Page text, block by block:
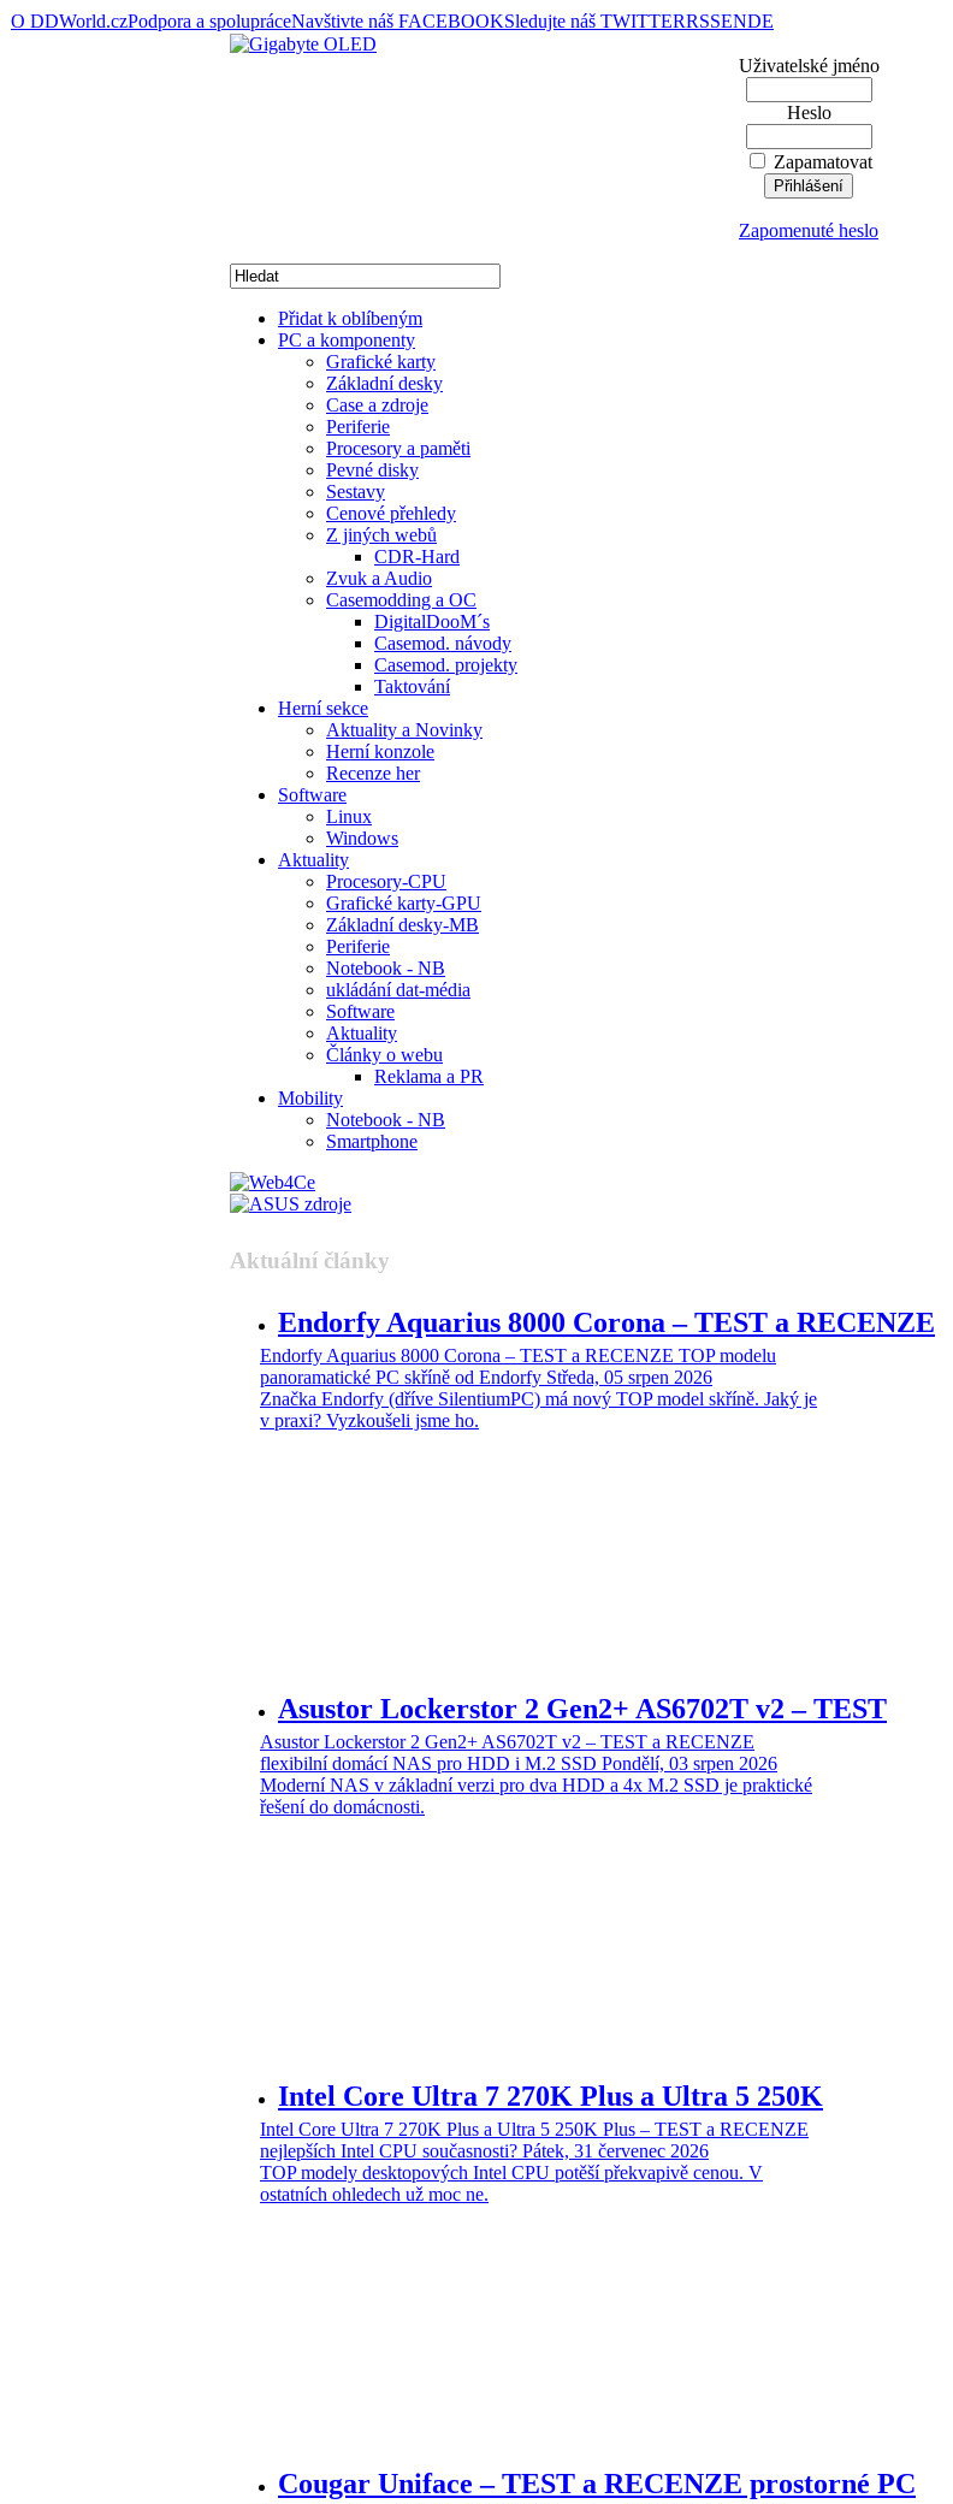
O DDWorld.czPodpora a spolupráceNavštivte náš FACEBOOKSledujte náš TWITTERRSSENDE
Uživatelské jméno
Heslo
Zapamatovat
Zapomenuté heslo
Přidat k oblíbeným
PC a komponenty
Grafické karty
Základní desky
Case a zdroje
Periferie
Procesory a paměti
Pevné disky
Sestavy
Cenové přehledy
Z jiných webů
CDR-Hard
Zvuk a Audio
Casemodding a OC
DigitalDooM´s
Casemod. návody
Casemod. projekty
Taktování
Herní sekce
Aktuality a Novinky
Herní konzole
Recenze her
Software
Linux
Windows
Aktuality
Procesory-CPU
Grafické karty-GPU
Základní desky-MB
Periferie
Notebook - NB
ukládání dat-média
Software
Aktuality
Články o webu
Reklama a PR
Mobility
Notebook - NB
Smartphone
Aktuální články
Endorfy Aquarius 8000 Corona – TEST a RECENZE
Endorfy Aquarius 8000 Corona – TEST a RECENZE TOP modelu
panoramatické PC skříně od Endorfy Středa, 05 srpen 2026
Značka Endorfy (dříve SilentiumPC) má nový TOP model skříně. Jaký je
v praxi? Vyzkoušeli jsme ho.
Asustor Lockerstor 2 Gen2+ AS6702T v2 – TEST
Asustor Lockerstor 2 Gen2+ AS6702T v2 – TEST a RECENZE
flexibilní domácí NAS pro HDD i M.2 SSD Pondělí, 03 srpen 2026
Moderní NAS v základní verzi pro dva HDD a 4x M.2 SSD je praktické
řešení do domácnosti.
Intel Core Ultra 7 270K Plus a Ultra 5 250K
Intel Core Ultra 7 270K Plus a Ultra 5 250K Plus – TEST a RECENZE
nejlepších Intel CPU současnosti? Pátek, 31 červenec 2026
TOP modely desktopových Intel CPU potěší překvapivě cenou. V
ostatních ohledech už moc ne.
Cougar Uniface – TEST a RECENZE prostorné PC